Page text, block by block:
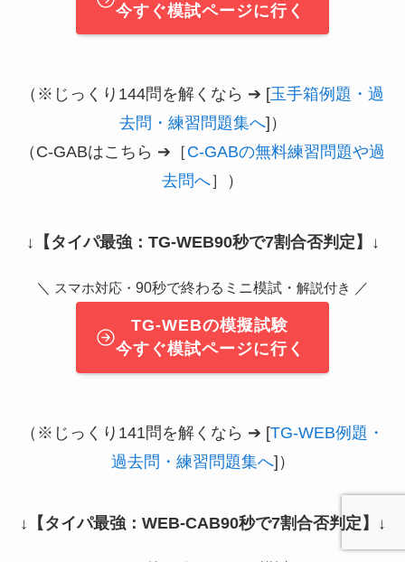
今すぐ模試ページに行く
（※じっくり144問を解くなら ➔ [玉手箱例題・過
去問・練習問題集へ]）
（C-GABはこちら ➔［C-GABの無料練習問題や過
去問へ］）
↓ 【タイパ最強：TG-WEB90秒で7割合否判定】 ↓
＼ スマホ対応・ 90秒で終わるミニ模試・ 解説付き ／
TG-WEBの模擬試験
今すぐ模試ページに行く
（※じっくり141問を解くなら ➔ [TG-WEB例題・
過去問・練習問題集へ]）
↓ 【タイパ最強：WEB-CAB90秒で7割合否判定】 ↓